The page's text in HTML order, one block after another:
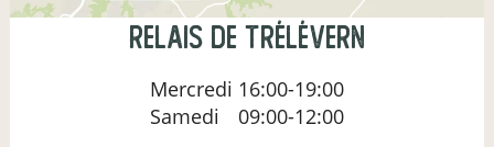
Relais de Trélévern
Mercredi 16:00-19:00
Samedi
09:00-12:00